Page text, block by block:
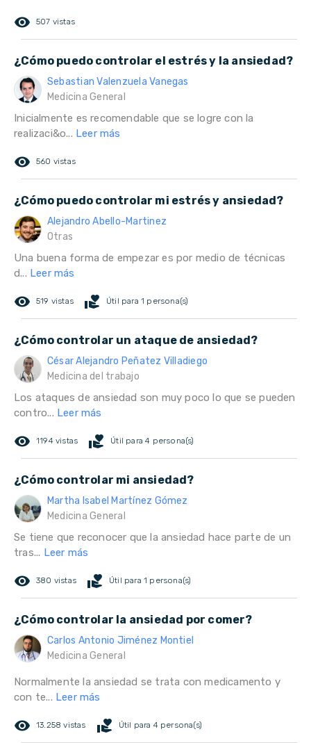
remove_red_eye 507 vistas
¿Cómo puedo controlar el estrés y la ansiedad?
Sebastian Valenzuela Vanegas
Medicina General
Inicialmente es recomendable que se logre con la
realizaci&o... Leer más
remove_red_eye 560 vistas
¿Cómo puedo controlar mi estrés y ansiedad?
Alejandro Abello-Martinez
Otras
Una buena forma de empezar es por medio de técnicas
d... Leer más
remove_red_eye 519 vistas volunteer_activism Útil para 1 persona(s)
¿Cómo controlar un ataque de ansiedad?
César Alejandro Peñatez Villadiego
Medicina del trabajo
Los ataques de ansiedad son muy poco lo que se pueden
contro... Leer más
remove_red_eye 1194 vistas volunteer_activism Útil para 4 persona(s)
¿Cómo controlar mi ansiedad?
Martha Isabel Martínez Gómez
Medicina General
Se tiene que reconocer que la ansiedad hace parte de un
tras... Leer más
remove_red_eye 380 vistas volunteer_activism Útil para 1 persona(s)
¿Cómo controlar la ansiedad por comer?
Carlos Antonio Jiménez Montiel
Medicina General
Normalmente la ansiedad se trata con medicamento y
con te... Leer más
remove_red_eye 13.258 vistas volunteer_activism Útil para 4 persona(s)